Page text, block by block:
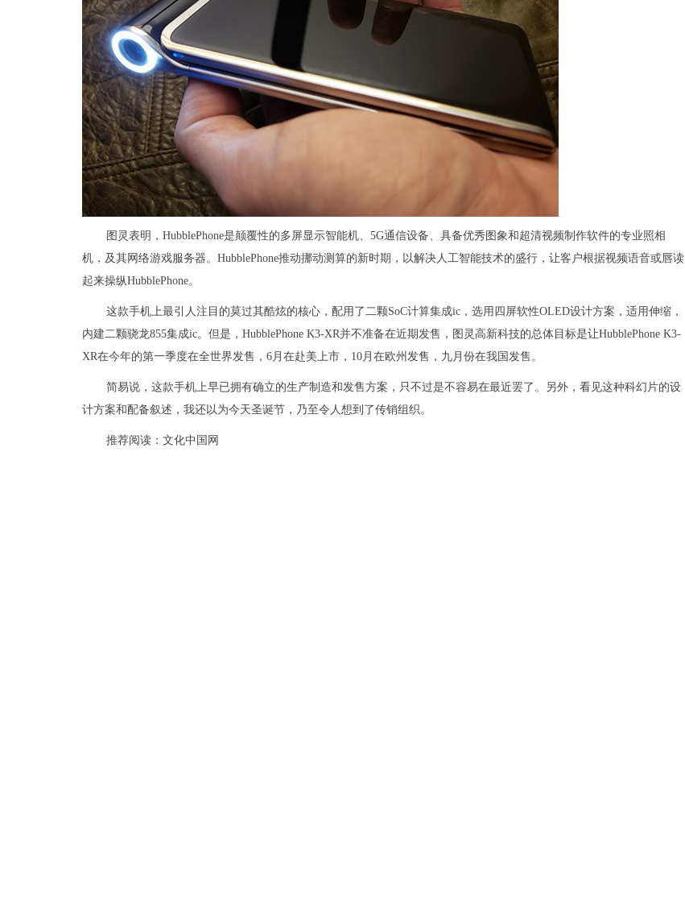
图灵表明，HubblePhone是颠覆性的多屏显示智能机、5G通信设备、具备优秀图象和超清视频制作软件的专业照相
机，及其网络游戏服务器。HubblePhone推动挪动测算的新时期，以解决人工智能技术的盛行，让客户根据视频语音或唇读
起来操纵HubblePhone。
这款手机上最引人注目的莫过其酷炫的核心，配用了二颗SoC计算集成ic，选用四屏软性OLED设计方案，适用伸缩，
内建二颗骁龙855集成ic。但是，HubblePhone K3-XR并不准备在近期发售，图灵高新科技的总体目标是让HubblePhone K3-
XR在今年的第一季度在全世界发售，6月在赴美上市，10月在欧州发售，九月份在我国发售。
简易说，这款手机上早已拥有确立的生产制造和发售方案，只不过是不容易在最近罢了。另外，看见这种科幻片的设
计方案和配备叙述，我还以为今天圣诞节，乃至令人想到了传销组织。
推荐阅读： 文化中国网